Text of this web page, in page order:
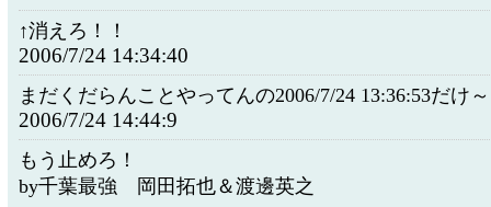
↑消えろ！！
2006/7/24 14:34:40
まだくだらんことやってんの2006/7/24 13:36:53だけ
2006/7/24 14:44:9
もう止めろ！
by千葉最強 岡田拓也＆渡邊英之